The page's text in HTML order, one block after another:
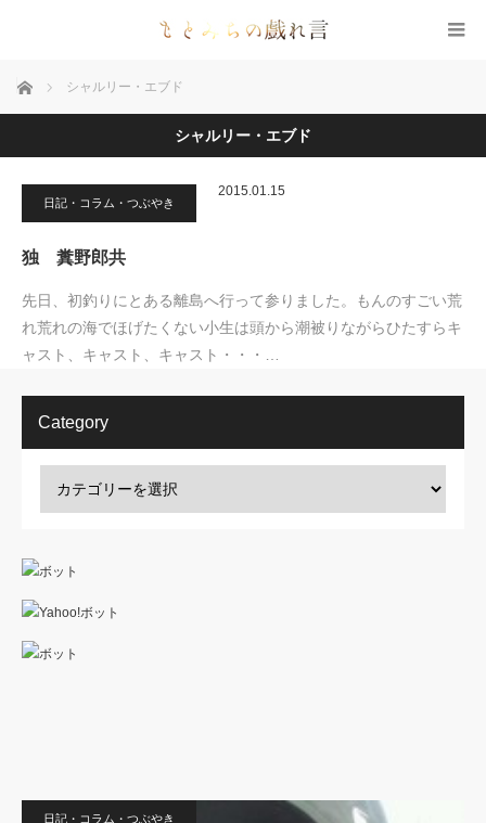
ホーム シャルリー・エブド
シャルリー・エブド
日記・コラム・つぶやき
2015.01.15
独 糞野郎共
先日、初釣りにとある離島へ行って参りました。もんのすごい荒
れ荒れの海でほげたくない小生は頭から潮被りながらひたすらキ
ャスト、キャスト、キャスト・・・…
Category
日記・コラム・つぶやき